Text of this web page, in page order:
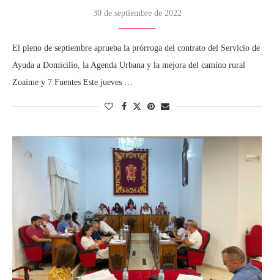
30 de septiembre de 2022
El pleno de septiembre aprueba la prórroga del contrato del Servicio de
Ayuda a Domicilio, la Agenda Urbana y la mejora del camino rural
Zoaime y 7 Fuentes Este jueves …